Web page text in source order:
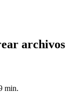
archivos
min.